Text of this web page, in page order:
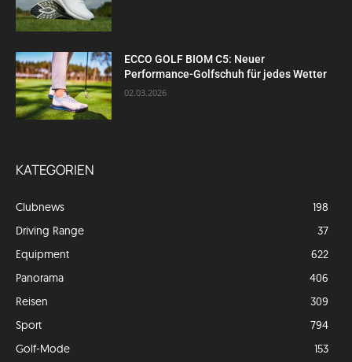
ECCO GOLF BIOM C5: Neuer
Performance-Golfschuh für jedes Wetter
02.03.2026
KATEGORIEN
Clubnews
198
Driving Range
37
Equipment
622
Panorama
406
Reisen
309
Sport
794
Golf-Mode
153